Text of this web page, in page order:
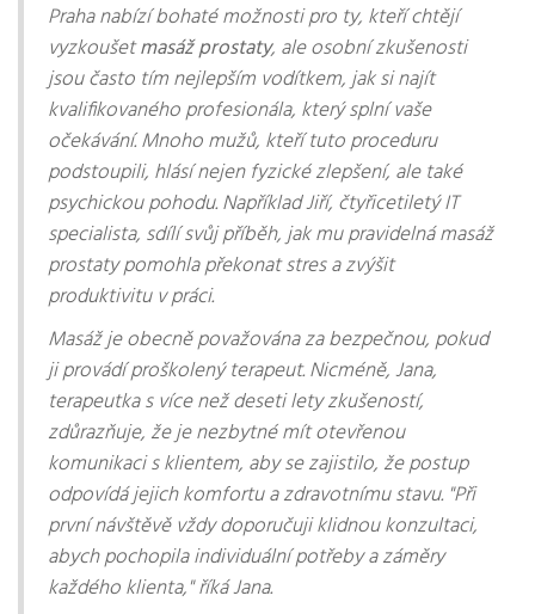
Praha nabízí bohaté možnosti pro ty, kteří chtějí
vyzkoušetmasáž prostaty, ale osobní zkušenosti
jsou často tím nejlepším vodítkem, jak si najít
kvalifikovaného profesionála, který splní vaše
očekávání. Mnoho mužů, kteří tuto proceduru
podstoupili, hlásí nejen fyzické zlepšení, ale také
psychickou pohodu. Například Jiří, čtyřicetiletý IT
specialista, sdílí svůj příběh, jak mu pravidelná masáž
prostaty pomohla překonat stres a zvýšit
produktivitu v práci.
Masáž je obecně považována za bezpečnou, pokud
ji provádí proškolený terapeut. Nicméně, Jana,
terapeutka s více než deseti lety zkušeností,
zdůrazňuje, že je nezbytné mít otevřenou
komunikaci s klientem, aby se zajistilo, že postup
odpovídá jejich komfortu a zdravotnímu stavu. "Při
první návštěvě vždy doporučuji klidnou konzultaci,
abych pochopila individuální potřeby a záměry
každého klienta," říká Jana.